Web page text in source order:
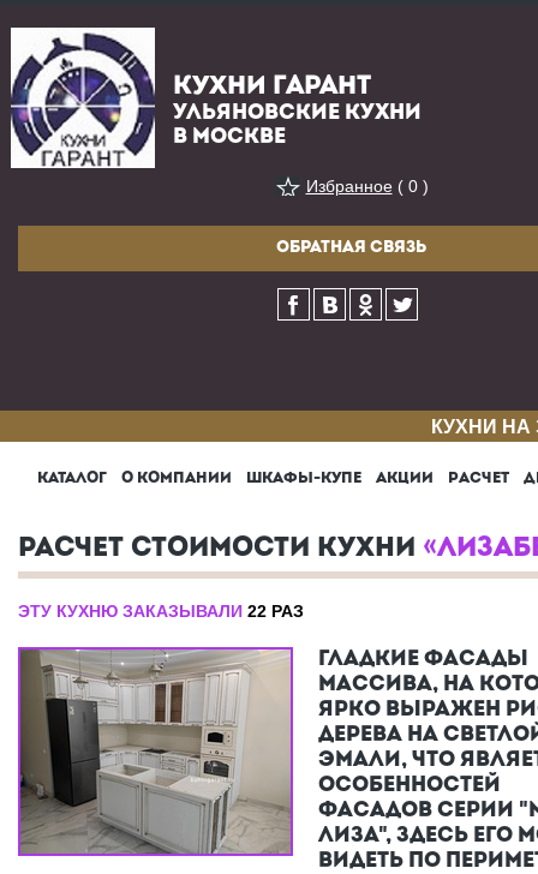
КУХНИ ГАРАНТ
УЛЬЯНОВСКИЕ КУХНИ
В МОСКВЕ
Избранное( 0 )
ОБРАТНАЯ СВЯЗЬ
КУХНИ
КАТАЛОГ О КОМПАНИИ ШКАФЫ-КУПЕ АКЦИИ РАСЧЕТ
РАСЧЕТ СТОИМОСТИ КУХНИ
ЭТУ КУХНЮ ЗАКАЗЫВАЛИ 22 РАЗ
ГЛАДКИЕ ФАСАДЫ
МАССИВА, НА
ЯРКО ВЫРАЖЕН
ДЕРЕВА НА
ЭМАЛИ, ЧТО
ОСОБЕННОСТЕЙ
ФАСАДОВ СЕРИИ
ЛИЗА", ЗДЕСЬ ЕГО
ВИДЕТЬ ПО